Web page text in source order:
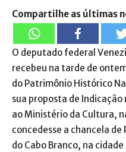
Compartilhe as últimas
O deputado federal
recebeu na tarde de
do Patrimônio Histórico
sua proposta de
ao Ministério da Cultura,
concedesse a chancela
do Cabo Branco, na cidade